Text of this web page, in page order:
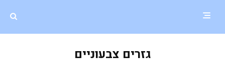
גזרים צבעוניים